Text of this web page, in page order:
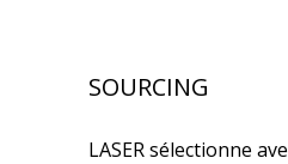
SOURCING
LASER sélectionne